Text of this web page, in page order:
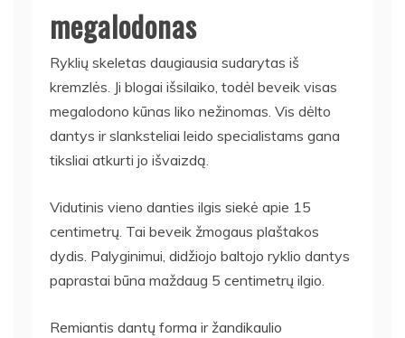
megalodonas
Ryklių skeletas daugiausia sudarytas iš
kremzlės. Ji blogai išsilaiko, todėl beveik visas
megalodono kūnas liko nežinomas. Vis dėlto
dantys ir slanksteliai leido specialistams gana
tiksliai atkurti jo išvaizdą.
Vidutinis vieno danties ilgis siekė apie 15
centimetrų. Tai beveik žmogaus plaštakos
dydis. Palyginimui, didžiojo baltojo ryklio dantys
paprastai būna maždaug 5 centimetrų ilgio.
Remiantis dantų forma ir žandikaulio